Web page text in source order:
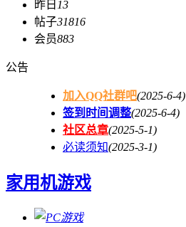
昨日 13
帖子31816
会员883
公告
加入QQ社群吧(2025-6-4)
签到时间调整(2025-6-4)
社区总章(2025-5-1)
必读须知(2025-3-1)
家用机游戏